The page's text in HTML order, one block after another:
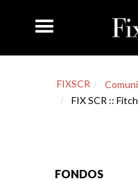
FIXSCR
FIX SCR ::
FONDOS